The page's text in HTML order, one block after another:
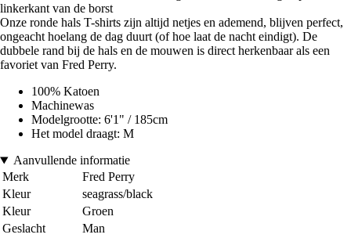
linkerkant van de borst
Onze ronde hals T-shirts zijn altijd netjes en ademend, blijven perfect,
ongeacht hoelang de dag duurt (of hoe laat de nacht eindigt). De
dubbele rand bij de hals en de mouwen is direct herkenbaar als een
favoriet van Fred Perry.
100% Katoen
Machinewas
Modelgrootte: 6'1" / 185cm
Het model draagt: M
Aanvullende informatie
Merk
Fred Perry
Kleur
seagrass/black
Kleur
Groen
Geslacht
Man